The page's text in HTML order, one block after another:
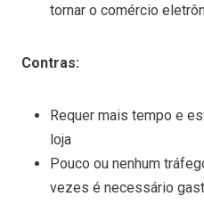
tornar o comércio
Contras:
Requer mais tempo e
loja
Pouco ou nenhum
vezes é necessário